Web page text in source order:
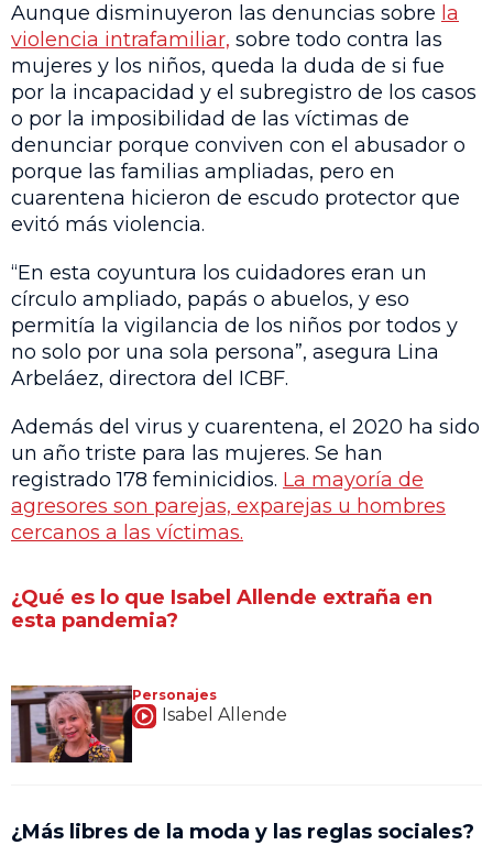
Aunque disminuyeron las denuncias sobre la
violencia intrafamiliar, sobre todo contra las
mujeres y los niños, queda la duda de si fue
por la incapacidad y el subregistro de los casos
o por la imposibilidad de las víctimas de
denunciar porque conviven con el abusador o
porque las familias ampliadas, pero en
cuarentena hicieron de escudo protector que
evitó más violencia.
“En esta coyuntura los cuidadores eran un
círculo ampliado, papás o abuelos, y eso
permitía la vigilancia de los niños por todos y
no solo por una sola persona”, asegura Lina
Arbeláez, directora del ICBF.
Además del virus y cuarentena, el 2020 ha sido
un año triste para las mujeres. Se han
registrado 178 feminicidios. La mayoría de
agresores son parejas, exparejas u hombres
cercanos a las víctimas.
¿Qué es lo que Isabel Allende extraña en
esta pandemia?
Personajes
Isabel Allende
¿Más libres de la moda y las reglas sociales?